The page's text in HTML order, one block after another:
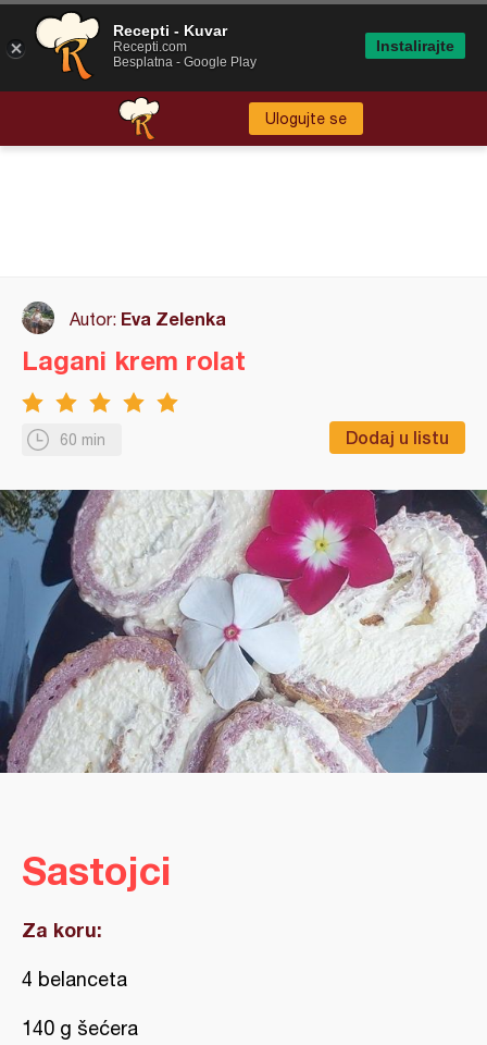
Ulogujte se
Autor: Eva Zelenka
60 min Dodaj u listu
Lagani krem rolat
Sastojci
Za koru:
4 belanceta
140 g šećera
Recepti - Kuvar
Recepti.com
Besplatna - Google Play
Instalirajte